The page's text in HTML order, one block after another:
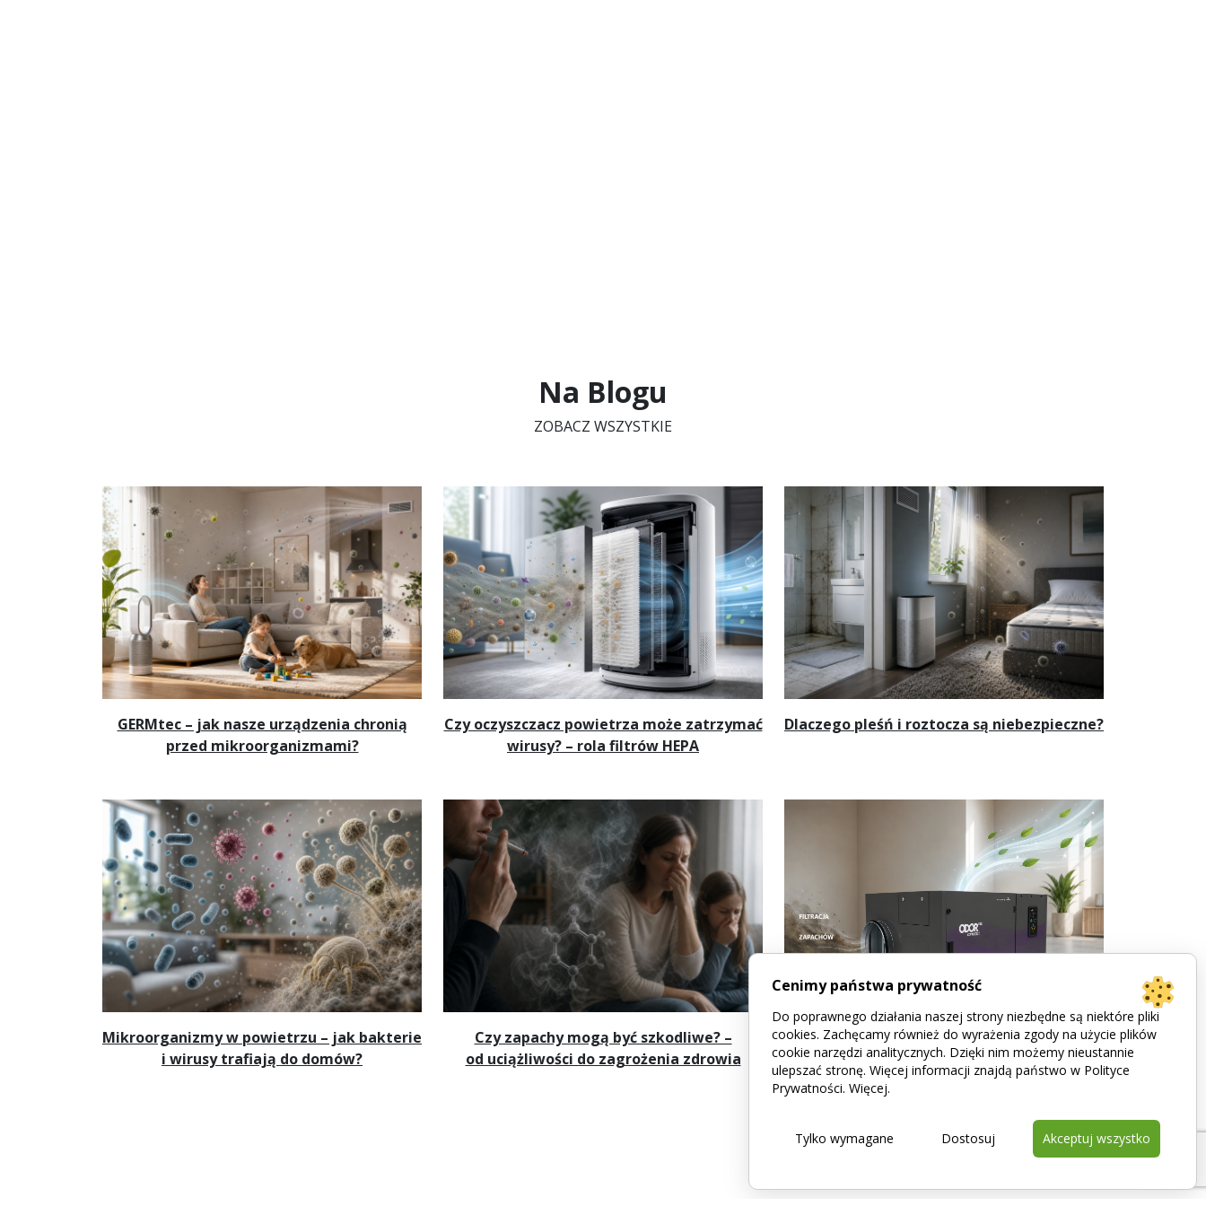
Na Blogu
ZOBACZ WSZYSTKIE
GERMtec – jak nasze urządzenia chronią
przed mikroorganizmami?
Czy oczyszczacz powietrza może zatrzymać
wirusy? – rola filtrów HEPA
Dlaczego pleśń i roztocza są niebezpieczne?
Mikroorganizmy w powietrzu – jak bakterie
i wirusy trafiają do domów?
Czy zapachy mogą być szkodliwe? –
od uciążliwości do zagrożenia zdrowia
Jak działa filtracja zapachu? Poznaj
urządzenia ODORcut i ODORtec
Cenimy państwa prywatność
Do poprawnego działania naszej strony niezbędne są niektóre pliki
cookies. Zachęcamy również do wyrażenia zgody na użycie plików
cookie narzędzi analitycznych. Dzięki nim możemy nieustannie
ulepszać stronę. Więcej informacji znajdą państwo w Polityce
Prywatności. Więcej.
Dostosuj
Tylko wymagane Akceptuj wszystko